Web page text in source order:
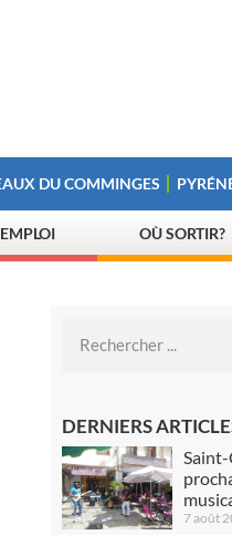
DU COMMINGES
EMPLOI OÙ SORTIR?
DERNIERS
Saint-
7 août